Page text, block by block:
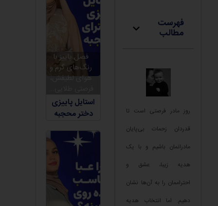
فهرست
مطالب
روز مادر فرصتی است تا
قدردان زحمات بی‌پایان
مادرانمان باشیم و با یک
هدیه زیبا، عشق و
احتراممان را به آن‌ها نشان
دهیم. اما انتخاب هدیه
فصل پاییز با
رنگ‌های گرم و
هوای لطیفش،
استایل پاییزی
دختر محجبه